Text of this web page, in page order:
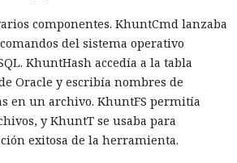
con importaciones de archivos tipo
la pérdida de popularidad de
frameworks Remix, Astro y Gatsby
los datos: según el director general
este año el número de
componentes. KhuntCmd lanzaba
del sistema operativo
KhuntHash accedía a la tabla
Oracle y escribía nombres de
en un archivo. KhuntFS permitía
y KhuntT se usaba para
exitosa de la herramienta.